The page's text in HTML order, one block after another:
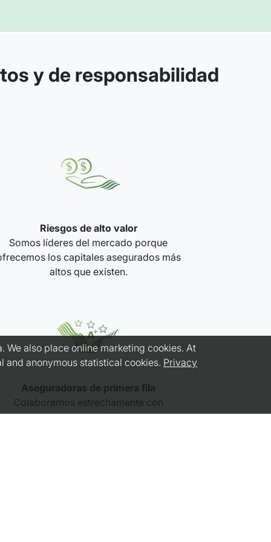
y de responsabilidad
Riesgos de alto valor
Somos líderes del mercado porque
los capitales asegurados más
altos que existen.
Aseguradoras de primera fila
Colaboramos estrechamente con
aseguradoras líderes.
We also place online marketing cookies. At
and anonymous statistical cookies. Privacy